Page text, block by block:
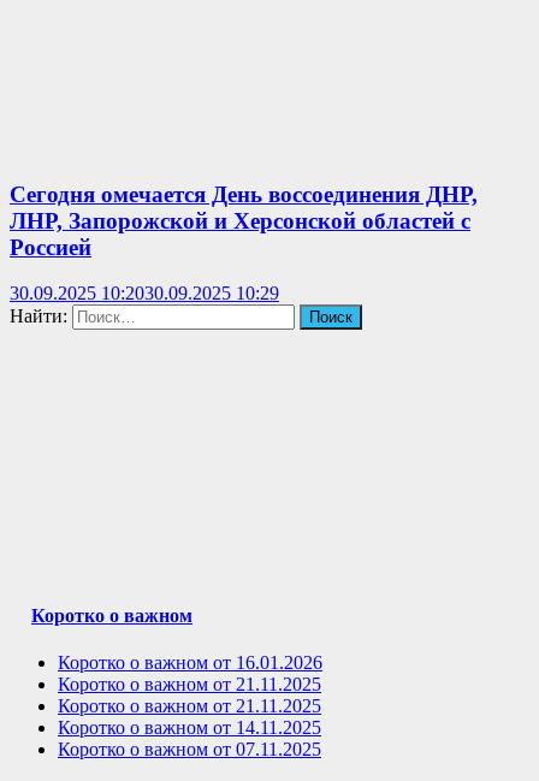
Сегодня омечается День воссоединения ДНР,
ЛНР, Запорожской и Херсонской областей с
Россией
30.09.2025 10:2030.09.2025 10:29
Найти:
Коротко о важном
Коротко о важном от 16.01.2026
Коротко о важном от 21.11.2025
Коротко о важном от 21.11.2025
Коротко о важном от 14.11.2025
Коротко о важном от 07.11.2025